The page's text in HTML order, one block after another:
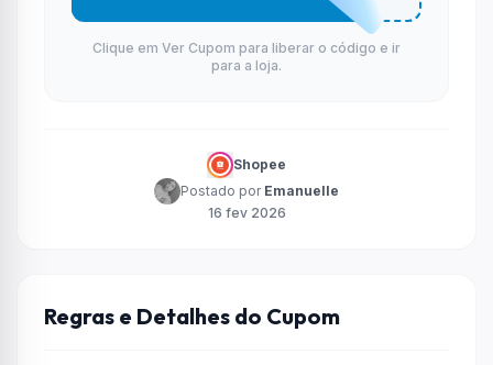
Clique em Ver Cupom para liberar o código e ir
para a loja.
Shopee
Postado por Emanuelle
16 fev 2026
Regras e Detalhes do Cupom